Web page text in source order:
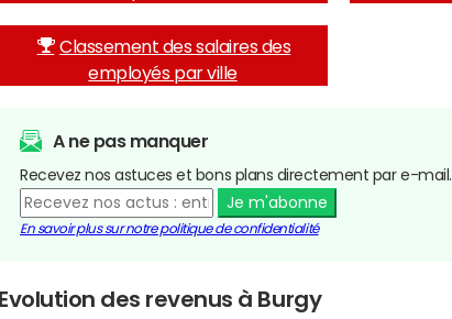
Classement des salaires des
employés par ville
A ne pas manquer
Recevez nos astuces et bons plans directement par e-mail.
Je m'abonne
En savoir plus sur notre politique de confidentialité
Evolution des revenus à Burgy